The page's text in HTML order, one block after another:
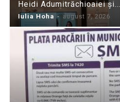
Heidi Adumitrăchioaiei și...
Iulia Hoha - august 7, 2026